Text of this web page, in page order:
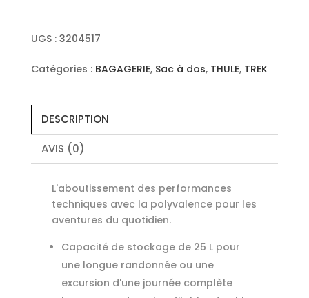
UGS : 3204517
Catégories : BAGAGERIE, Sac à dos, THULE, TREK
DESCRIPTION
AVIS (0)
L'aboutissement des performances
techniques avec la polyvalence pour les
aventures du quotidien.
Capacité de stockage de 25 L pour
une longue randonnée ou une
excursion d'une journée complète